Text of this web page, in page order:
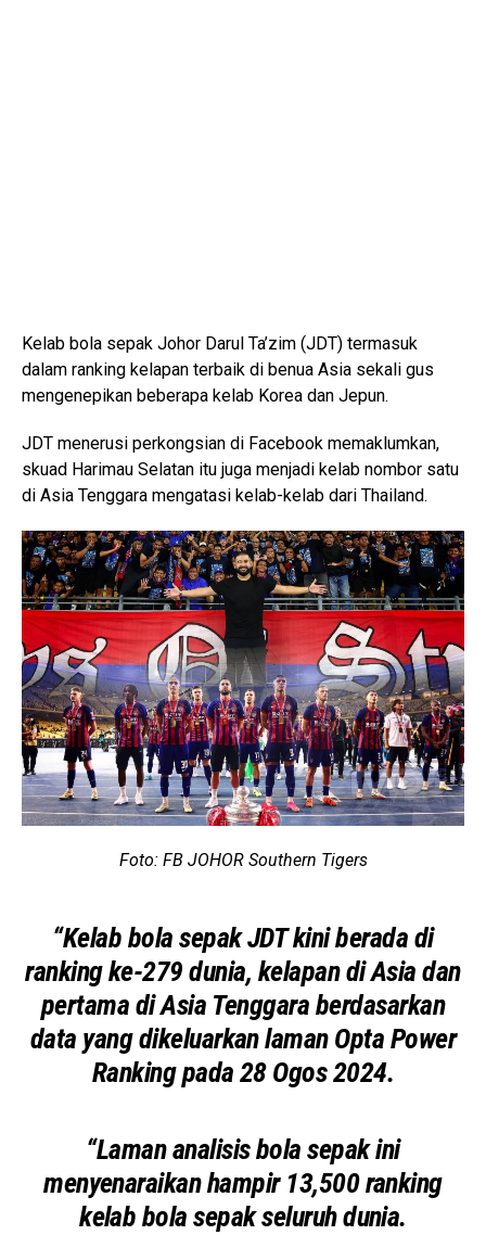
Kelab bola sepak Johor Darul Ta’zim (JDT) termasuk
dalam ranking kelapan terbaik di benua Asia sekali gus
mengenepikan beberapa kelab Korea dan Jepun.
JDT menerusi perkongsian di Facebook memaklumkan,
skuad Harimau Selatan itu juga menjadi kelab nombor satu
di Asia Tenggara mengatasi kelab-kelab dari Thailand.
Foto: FB JOHOR Southern Tigers
“Kelab bola sepak JDT kini berada di
ranking ke-279 dunia, kelapan di Asia dan
pertama di Asia Tenggara berdasarkan
data yang dikeluarkan laman Opta Power
Ranking pada 28 Ogos 2024.
“Laman analisis bola sepak ini
menyenaraikan hampir 13,500 ranking
kelab bola sepak seluruh dunia.